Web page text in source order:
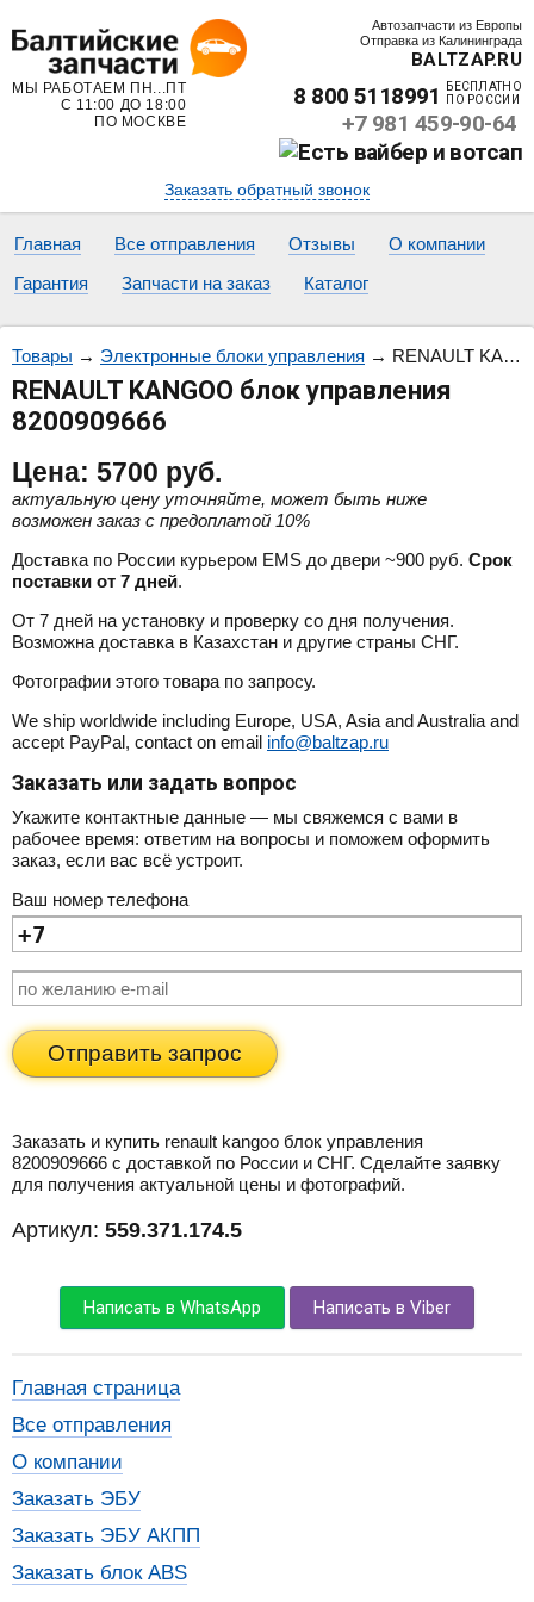
Автозапчасти из Европы
Отправка из Калининграда
BALTZAP.RU
МЫ РАБОТАЕМ ПН...ПТ
С 11:00 ДО 18:00
ПО МОСКВЕ
8 800 5118991
БЕСПЛАТНО
ПО РОССИИ
+7 981 459-90-64
Заказать обратный звонок
Главная Все отправления Отзывы
О компании
Гарантия
Запчасти на заказ Каталог
Товары → Электронные блоки управления → RENAULT KANGOO блок управления 8200909666
RENAULT KANGOO блок управления
8200909666
Цена: 5700 руб.
актуальную цену уточняйте, может быть ниже
возможен заказ с предоплатой 10%
Доставка по России курьером EMS до двери ~900 руб. Срок
поставки от 7 дней.
От 7 дней на установку и проверку со дня получения.
Возможна доставка в Казахстан и другие страны СНГ.
Фотографии этого товара по запросу.
We ship worldwide including Europe, USA, Asia and Australia and
accept PayPal, contact on email info@baltzap.ru
Заказать или задать вопрос
Укажите контактные данные — мы свяжемся с вами в
рабочее время: ответим на вопросы и поможем оформить
заказ, если вас всё устроит.
Ваш номер телефона
Отправить запрос
Заказать и купить renault kangoo блок управления
8200909666 с доставкой по России и СНГ. Сделайте заявку
для получения актуальной цены и фотографий.
Артикул: 559.371.174.5
Написать в WhatsApp Написать в Viber
Главная страница
Все отправления
О компании
Заказать ЭБУ
Заказать ЭБУ АКПП
Заказать блок ABS